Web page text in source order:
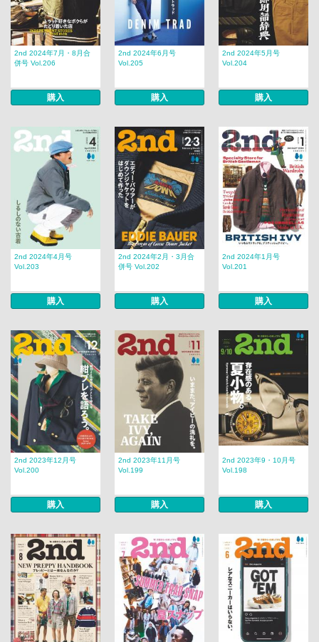
2nd 2024年7月・8月合
併号 Vol.206
購入
2nd 2024年6月号
Vol.205
購入
2nd 2024年5月号
Vol.204
購入
2nd 2024年4月号
Vol.203
購入
2nd 2024年2月・3月合
併号 Vol.202
購入
2nd 2024年1月号
Vol.201
購入
2nd 2023年12月号
Vol.200
購入
2nd 2023年11月号
Vol.199
購入
2nd 2023年9・10月号
Vol.198
購入